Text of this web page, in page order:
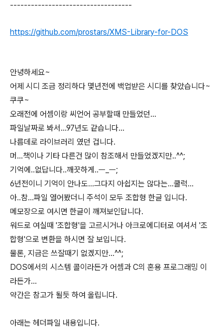
-----------------------------------
https://github.com/prostars/XMS-Library-for-DOS
안녕하세요~
어제 시디 조금 정리하다 몇년전에 백업받은 시디를 찾았습니다~
쿠쿠~
오래전에 어셈이랑 씨언어 공부할때 만들었던...
파일날짜로 봐서...97년도 같습니다...
나름데로 라이브러리 였던 겁니다.
머...책이나 기타 다른건 많이 참조해서 만들었겠지만..^^;
기억에..없답니다..깨끗하게..ㅡ_ㅡ;
6년전이니 기억이 안나도...그다지 아쉽지는 않다는...쿨럭...
아..참...파일 열어봤더니 주석이 모두 조합형 한글 입니다.
메모장으로 여시면 한글이 깨져보인답니다.
워드로 여실때 '조합형'을 고르시거나 아크로에디터로 여셔서 '조
합형'으로 변환을 하시면 잘 보입니다.
물론, 지금은 쓰잘때기 없겠지만...^^;
DOS에서의 시스템 콜이라든가 어셈과 C의 혼용 프로그래밍 이
라든가...
약간은 참고가 될듯 하여 올립니다.
아래는 헤더파일 내용입니다.